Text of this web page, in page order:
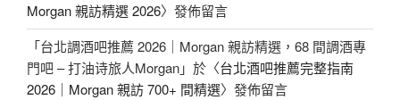
Morgan 親訪精選 2026〉發佈留言
「台北調酒吧推薦 2026｜Morgan 親訪精選，68 間調酒專
門吧 – 打油诗旅人Morgan」於〈台北酒吧推薦完整指南
2026｜Morgan 親訪 700+ 間精選〉發佈留言